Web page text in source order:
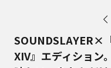
SOUNDSLAYER×
XIV』エディション